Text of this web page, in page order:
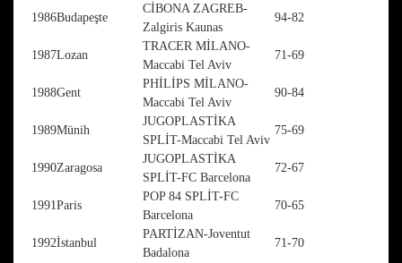
1986Budapeşte
CİBONA ZAGREB-
Zalgiris Kaunas
94-82
1987Lozan
TRACER MİLANO-
Maccabi Tel Aviv
71-69
1988Gent
PHİLİPS MİLANO-
Maccabi Tel Aviv
90-84
1989Münih
JUGOPLASTİKA
SPLİT-Maccabi Tel Aviv
75-69
1990Zaragosa
JUGOPLASTİKA
SPLİT-FC Barcelona
72-67
1991Paris
POP 84 SPLİT-FC
Barcelona
70-65
1992İstanbul
PARTİZAN-Joventut
Badalona
71-70